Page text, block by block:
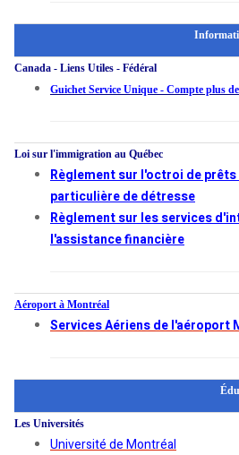
Canada - Liens Utiles - Fédéral
Guichet Service Unique - Compte plus
Loi sur l'immigration au Québec
Règlement sur l'octroi de
particulière de détresse
Règlement sur les services
l'assistance financière
Aéroport à Montréal
Services Aériens de l'aéroport
Les Universités
Université de Montréal